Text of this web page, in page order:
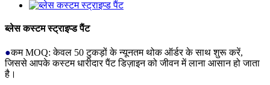
ब्लेस कस्टम स्ट्राइप्ड पैंट
●कम MOQ: केवल 50 टुकड़ों के न्यूनतम थोक ऑर्डर के साथ शुरू करें,
जिससे आपके कस्टम धारीदार पैंट डिज़ाइन को जीवन में लाना आसान हो जाता
है।